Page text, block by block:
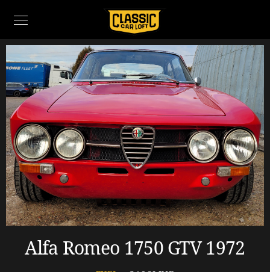
Alfa Romeo 1750 GTV 1972